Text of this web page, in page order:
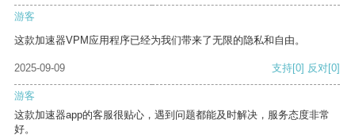
游客
这款加速器VPM应用程序已经为我们带来了无限的隐私和自由。
2025-09-09 支持[0] 反对[0]
游客
这款加速器app的客服很贴心，遇到问题都能及时解决，服务态度非常
好。